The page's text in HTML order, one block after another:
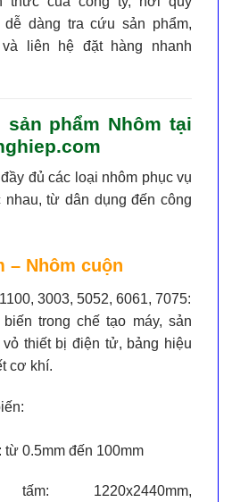
dễ dàng tra cứu sản phẩm,
liên hệ đặt hàng nhanh
sản phẩm Nhôm tại
đủ các loại nhôm phục vụ
từ dân dụng đến công
– Nhôm cuộn
3003, 5052, 6061, 7075:
trong chế tạo máy, sản
vỏ thiết bị điện tử, bảng hiệu
cơ khí.
từ 0.5mm đến 100mm
1220x2440mm,